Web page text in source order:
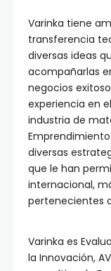
Varinka tiene
transferencia
diversas ideas
acompañarlas
negocios
experiencia en
industria de
diversas
que le han
internacional,
pertenecientes
Varinka es
la Innovación,